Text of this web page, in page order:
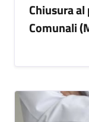
Chiusura
Comunali